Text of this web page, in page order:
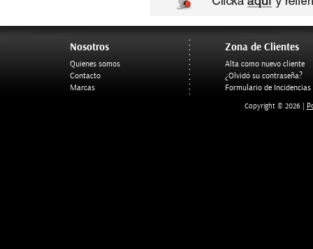
Nosotros
Quienes somos
Contacto
Marcas
Zona de Clientes
Alta como nuevo cliente
¿Olvidó su contraseña?
Formulario de Incidencias
Copyright © 2026 |